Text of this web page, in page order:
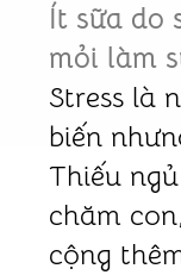
Ít sữa do
mỏi làm
Stress là
biến
Thiếu
chăm
cộng